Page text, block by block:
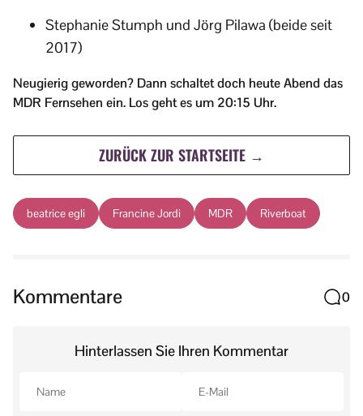
Stephanie Stumph und Jörg Pilawa (beide seit
2017)
Neugierig geworden? Dann schaltet doch heute Abend das
MDR Fernsehen ein. Los geht es um 20:15 Uhr.
ZURÜCK ZUR STARTSEITE →
beatrice egli Francine Jordi MDR Riverboat
Kommentare 0
Hinterlassen Sie Ihren Kommentar